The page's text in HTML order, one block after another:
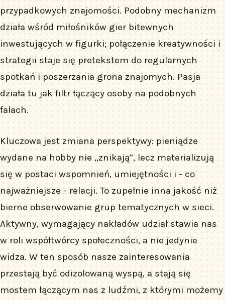
przypadkowych znajomości. Podobny mechanizm
działa wśród miłośników gier bitewnych
inwestujących w figurki; połączenie kreatywności i
strategii staje się pretekstem do regularnych
spotkań i poszerzania grona znajomych. Pasja
działa tu jak filtr łączący osoby na podobnych
falach.
Kluczowa jest zmiana perspektywy: pieniądze
wydane na hobby nie „znikają”, lecz materializują
się w postaci wspomnień, umiejętności i - co
najważniejsze - relacji. To zupełnie inna jakość niż
bierne obserwowanie grup tematycznych w sieci.
Aktywny, wymagający nakładów udział stawia nas
w roli współtwórcy społeczności, a nie jedynie
widza. W ten sposób nasze zainteresowania
przestają być odizolowaną wyspą, a stają się
mostem łączącym nas z ludźmi, z którymi możemy